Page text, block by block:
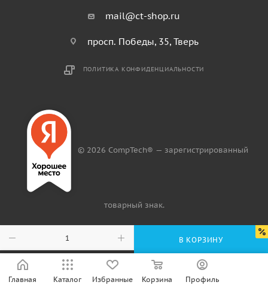
В КОРЗИНУ
mail@ct-shop.ru
просп. Победы, 35, Тверь
ПОЛИТИКА КОНФИДЕНЦИАЛЬНОСТИ
© 2026 CompTech® — зарегистрированный
товарный знак.
Главная Каталог Избранные Корзина Профиль